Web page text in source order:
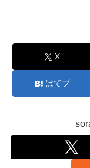
X
はてブ